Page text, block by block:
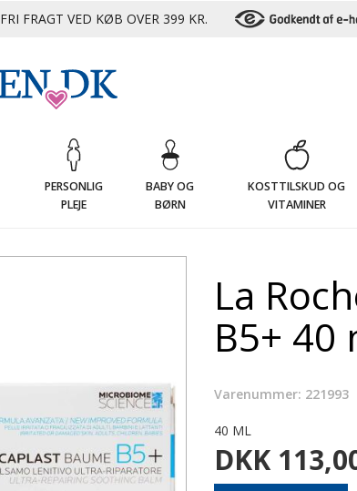
FRI FRAGT VED KØB OVER 399 KR.
PERSONLIG
PLEJE
BABY OG
BØRN
KOSTTILSKUD OG
VITAMINER
La
B5+ 40
Varenummer: 221993
40 ML
DKK